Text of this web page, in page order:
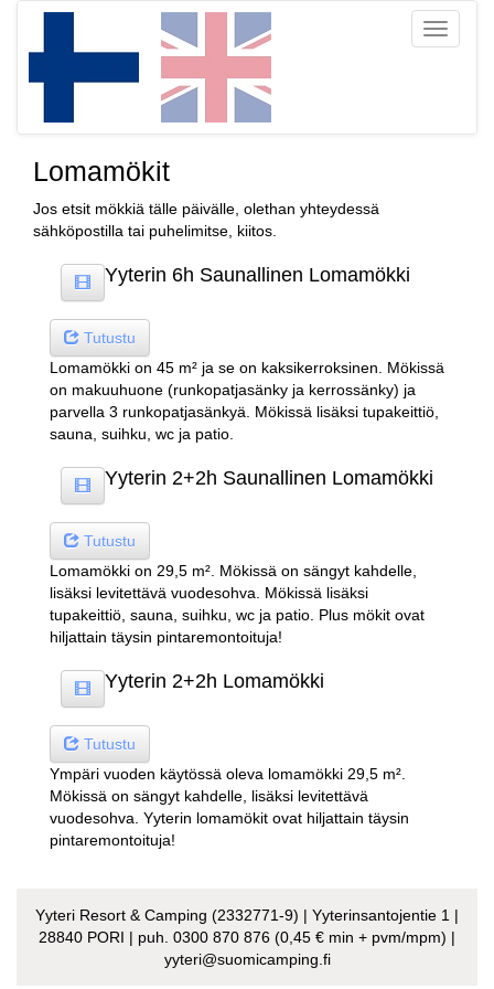
Toggle
Lomamökit
Jos etsit mökkiä tälle päivälle, olethan yhteydessä
sähköpostilla tai puhelimitse, kiitos.
Yyterin 6h Saunallinen Lomamökki
Tutustu
Lomamökki on 45 m² ja se on kaksikerroksinen. Mökissä
on makuuhuone (runkopatjasänky ja kerrossänky) ja
parvella 3 runkopatjasänkyä. Mökissä lisäksi tupakeittiö,
sauna, suihku, wc ja patio.
Yyterin 2+2h Saunallinen Lomamökki
Tutustu
Lomamökki on 29,5 m². Mökissä on sängyt kahdelle,
lisäksi levitettävä vuodesohva. Mökissä lisäksi
tupakeittiö, sauna, suihku, wc ja patio. Plus mökit ovat
hiljattain täysin pintaremontoituja!
Yyterin 2+2h Lomamökki
Tutustu
Ympäri vuoden käytössä oleva lomamökki 29,5 m².
Mökissä on sängyt kahdelle, lisäksi levitettävä
vuodesohva. Yyterin lomamökit ovat hiljattain täysin
pintaremontoituja!
Yyteri Resort & Camping (2332771-9) | Yyterinsantojentie 1 |
28840 PORI | puh. 0300 870 876 (0,45 € min + pvm/mpm) |
yyteri@suomicamping.fi